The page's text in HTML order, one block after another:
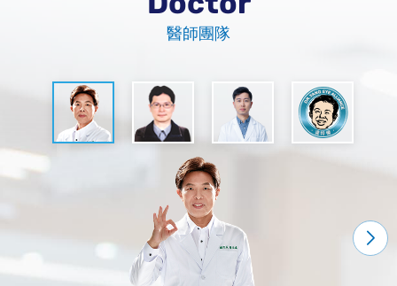
醫師團隊